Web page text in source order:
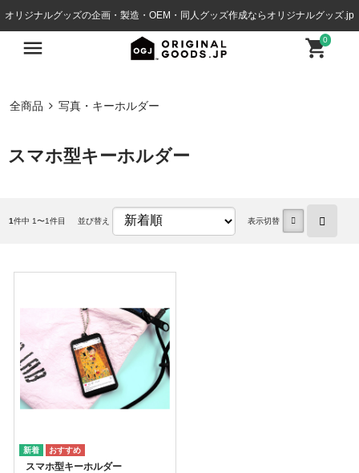
オリジナルグッズの企画・製造・OEM・同人グッズ作成ならオリジナルグッズ.jp
0
全商品 写真・キーホルダー
スマホ型キーホルダー
1件中 1〜1件目 並び替え 表示切替
スマホ型キーホルダー